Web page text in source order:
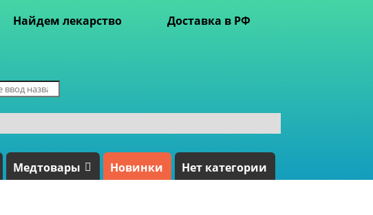
Найдем лекарство Доставка в РФ
Медтовары Новинки Нет категории